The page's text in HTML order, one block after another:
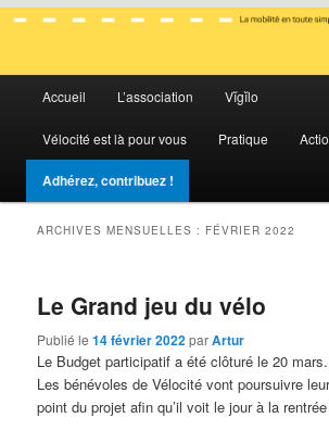
Vélocité Grand
La mobilité en toute simplicité
Aller
au
contenu
principal
Aller
au
contenu
secondaire
Accueil L’association Vĭgĭlo
Vélocité est là pour vous Pratique
Adhérez, contribuez !
ARCHIVES MENSUELLES : FÉVRIER 2022
Le Grand jeu du vélo
Publié le14 février 2022parArtur
Le Budget participatif a été clôturé le 20 mars.
Les bénévoles de Vélocité vont poursuivre
point du projet afin qu’il voit le jour à la